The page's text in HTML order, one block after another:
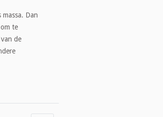
Dan
te
de